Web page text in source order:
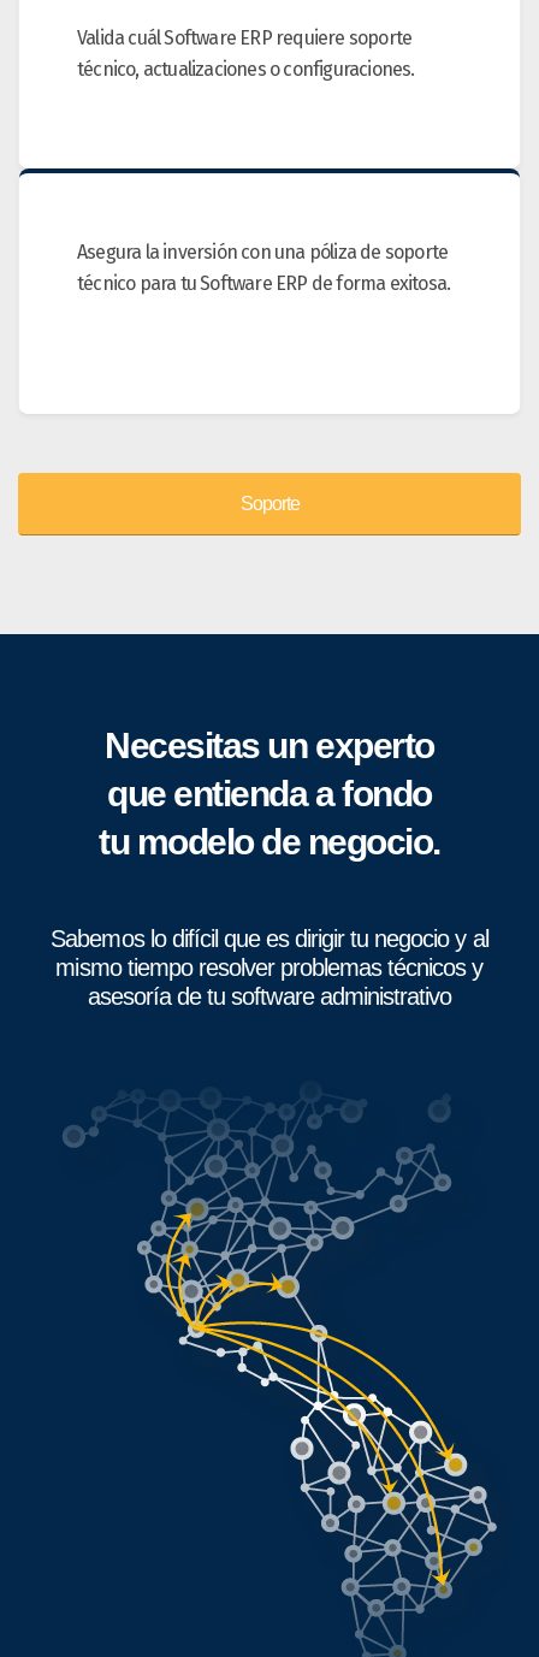
Valida cuál Software ERP requiere soporte
técnico, actualizaciones o configuraciones.
Asegura la inversión con una póliza de soporte
técnico para tu Software ERP de forma exitosa.
Soporte
Necesitas un experto
que entienda a fondo
tu modelo de negocio.
Sabemos lo difícil que es dirigir tu negocio y al
mismo tiempo resolver problemas técnicos y
asesoría de tu software administrativo